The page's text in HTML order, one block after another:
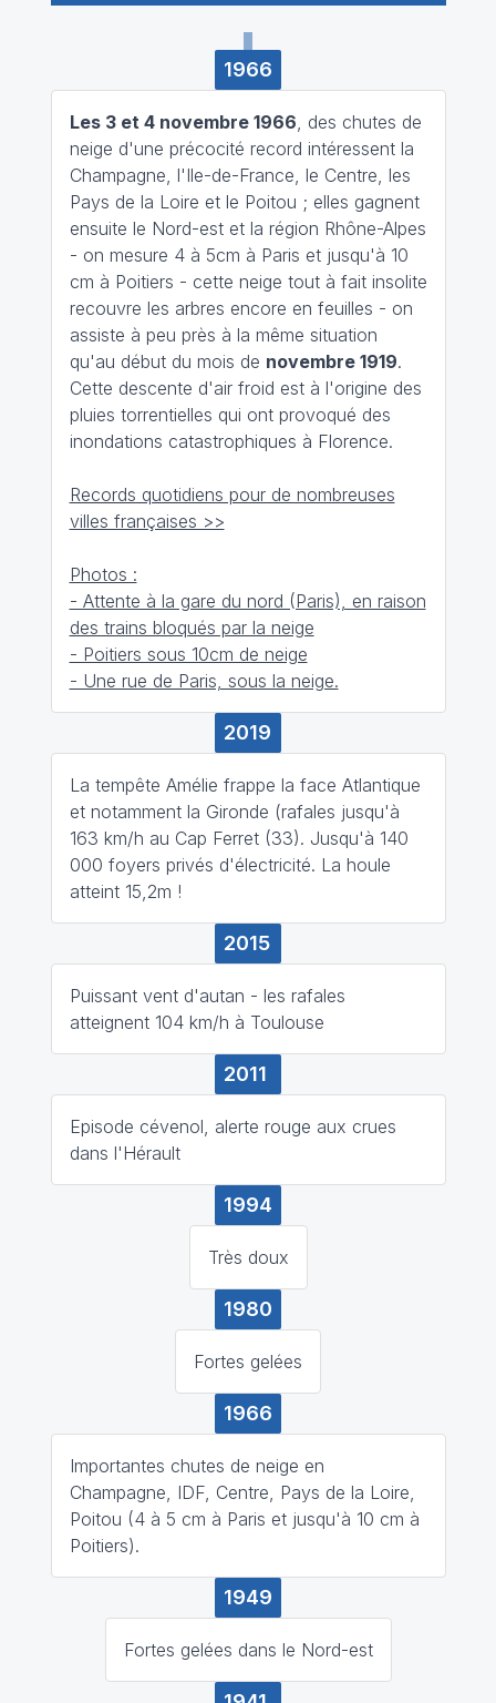
1966
Les 3 et 4 novembre 1966, des chutes de
neige d'une précocité record intéressent la
Champagne, l'Ile-de-France, le Centre, les
Pays de la Loire et le Poitou ; elles gagnent
ensuite le Nord-est et la région Rhône-Alpes
- on mesure 4 à 5cm à Paris et jusqu'à 10
cm à Poitiers - cette neige tout à fait insolite
recouvre les arbres encore en feuilles - on
assiste à peu près à la même situation
qu'au début du mois de novembre 1919.
Cette descente d'air froid est à l'origine des
pluies torrentielles qui ont provoqué des
inondations catastrophiques à Florence.
Records quotidiens pour de nombreuses
villes françaises >>
Photos :
- Attente à la gare du nord (Paris), en raison
des trains bloqués par la neige
- Poitiers sous 10cm de neige
- Une rue de Paris, sous la neige.
2019
La tempête Amélie frappe la face Atlantique
et notamment la Gironde (rafales jusqu'à
163 km/h au Cap Ferret (33). Jusqu'à 140
000 foyers privés d'électricité. La houle
atteint 15,2m !
2015
Puissant vent d'autan - les rafales
atteignent 104 km/h à Toulouse
2011
Episode cévenol, alerte rouge aux crues
dans l'Hérault
1994
Très doux
1980
Fortes gelées
1966
Importantes chutes de neige en
Champagne, IDF, Centre, Pays de la Loire,
Poitou (4 à 5 cm à Paris et jusqu'à 10 cm à
Poitiers).
1949
Fortes gelées dans le Nord-est